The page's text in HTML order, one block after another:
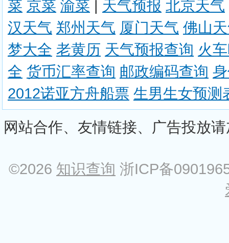
菜 京菜 渝菜 | 天气预报 北京天气
汉天气 郑州天气 厦门天气 佛山
梦大全 老黄历 天气预报查询 火
全 货币汇率查询 邮政编码查询
2012诺亚方舟船票 生男生女预测
网站合作、友情链接、广告投放
©2026 知识查询 浙ICP备